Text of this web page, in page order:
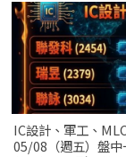
IC設計、軍工、
05/08（週五）盤中